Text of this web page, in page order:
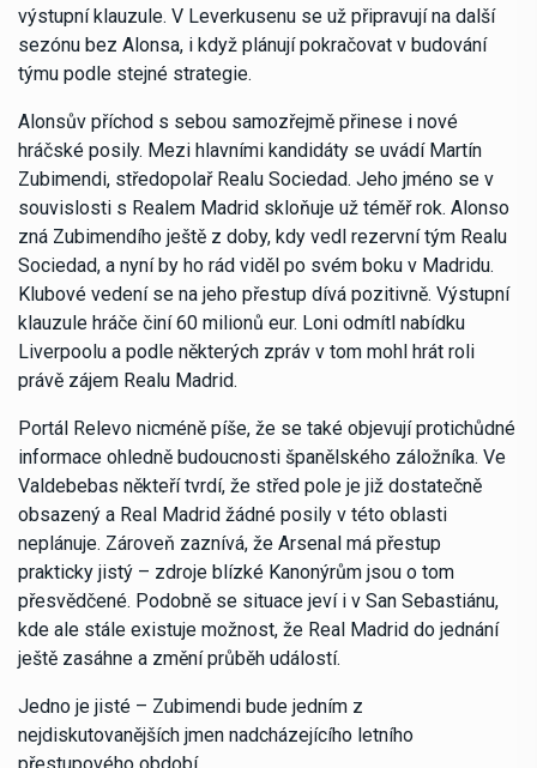
výstupní klauzule. V Leverkusenu se už připravují na další
sezónu bez Alonsa, i když plánují pokračovat v budování
týmu podle stejné strategie.
Alonsův příchod s sebou samozřejmě přinese i nové
hráčské posily. Mezi hlavními kandidáty se uvádí Martín
Zubimendi, středopolař Realu Sociedad. Jeho jméno se v
souvislosti s Realem Madrid skloňuje už téměř rok. Alonso
zná Zubimendího ještě z doby, kdy vedl rezervní tým Realu
Sociedad, a nyní by ho rád viděl po svém boku v Madridu.
Klubové vedení se na jeho přestup dívá pozitivně. Výstupní
klauzule hráče činí 60 milionů eur. Loni odmítl nabídku
Liverpoolu a podle některých zpráv v tom mohl hrát roli
právě zájem Realu Madrid.
Portál Relevo nicméně píše, že se také objevují protichůdné
informace ohledně budoucnosti španělského záložníka. Ve
Valdebebas někteří tvrdí, že střed pole je již dostatečně
obsazený a Real Madrid žádné posily v této oblasti
neplánuje. Zároveň zaznívá, že Arsenal má přestup
prakticky jistý – zdroje blízké Kanonýrům jsou o tom
přesvědčené. Podobně se situace jeví i v San Sebastiánu,
kde ale stále existuje možnost, že Real Madrid do jednání
ještě zasáhne a změní průběh událostí.
Jedno je jisté – Zubimendi bude jedním z
nejdiskutovanějších jmen nadcházejícího letního
přestupového období.